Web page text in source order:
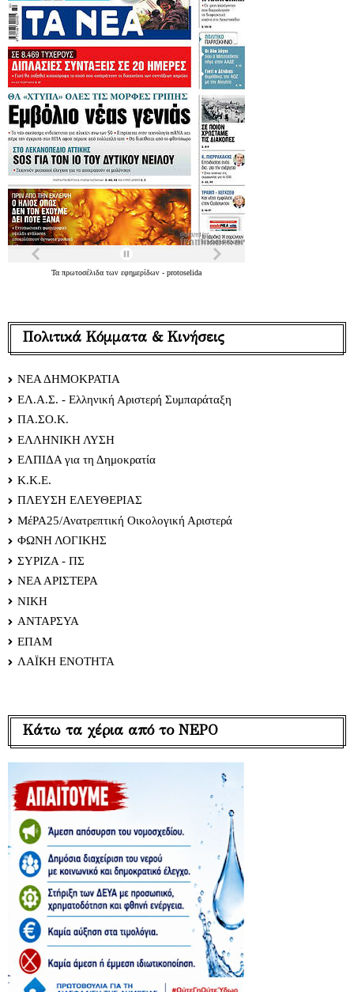
Τα πρωτοσέλιδα των εφημερίδων - protoselida
Πολιτικά Κόμματα & Κινήσεις
ΝΕΑ ΔΗΜΟΚΡΑΤΙΑ
ΕΛ.Α.Σ. - Ελληνική Αριστερή Συμπαράταξη
ΠΑ.ΣΟ.Κ.
ΕΛΛΗΝΙΚΗ ΛΥΣΗ
ΕΛΠΙΔΑ για τη Δημοκρατία
Κ.Κ.Ε.
ΠΛΕΥΣΗ ΕΛΕΥΘΕΡΙΑΣ
ΜέΡΑ25/Ανατρεπτική Οικολογική Αριστερά
ΦΩΝΗ ΛΟΓΙΚΗΣ
ΣΥΡΙΖΑ - ΠΣ
ΝΕΑ ΑΡΙΣΤΕΡΑ
ΝΙΚΗ
ΑΝΤΑΡΣΥΑ
ΕΠΑΜ
ΛΑΪΚΗ ΕΝΟΤΗΤΑ
Κάτω τα χέρια από το ΝΕΡΟ